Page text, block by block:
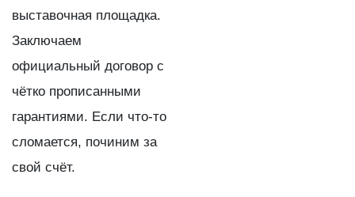
выставочная площадка.
Заключаем
официальный договор с
чётко прописанными
гарантиями. Если что-то
сломается, починим за
свой счёт.